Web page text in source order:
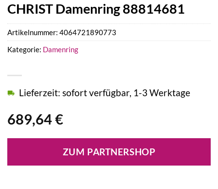
CHRIST Damenring 88814681
689,64€
Lieferzeit: sofort verfügbar, 1-3 Werktage
ZUM PARTNERSHOP
Artikelnummer: 4064721890773
Kategorie: Damenring